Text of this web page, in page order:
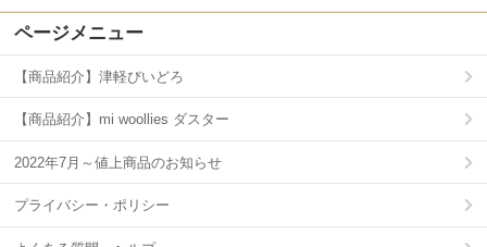
ページメニュー
【商品紹介】津軽びいどろ
【商品紹介】mi woollies ダスター
2022年7月～値上商品のお知らせ
プライバシー・ポリシー